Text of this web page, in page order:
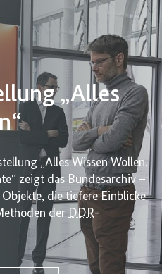
„Alles
„Alles Wissen Wollen.
zeigt das Bundesarchiv –
die tiefere Einblicke
der DDR-